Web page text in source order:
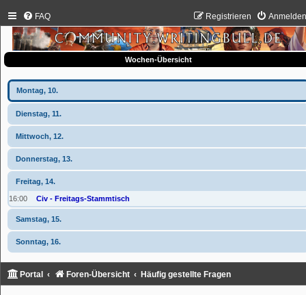
FAQ Registrieren
Wochen-Übersicht
Montag, 10.
Dienstag, 11.
Mittwoch, 12.
Donnerstag, 13.
Freitag, 14.
16:00 Civ - Freitags-Stammtisch
Samstag, 15.
Sonntag, 16.
Portal Foren-Übersicht Häufig gestellte Fragen